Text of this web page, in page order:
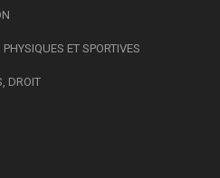
ET SPORTIVES
DROIT